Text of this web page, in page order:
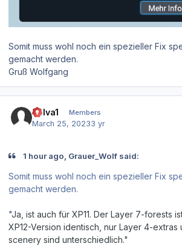
Somit muss wohl noch ein spezieller Fix
gemacht werden.
Gruß Wolfgang
bulva1 Members
March 25, 20233 yr
1 hour ago, Grauer_Wolf said:
Somit muss wohl noch ein spezieller Fix
gemacht werden.
"Ja, ist auch für XP11. Der Layer 7-forests
XP12-Version identisch, nur Layer 4-extras
scenery sind unterschiedlich."